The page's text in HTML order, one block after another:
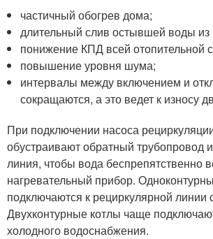
частичный обогрев дома;
длительный слив остывшей воды из
понижение КПД всей отопительной
повышение уровня шума;
интервалы между включением и
сокращаются, а это ведет к износу
При подключении насоса
обустраивают обратный трубопровод
линия, чтобы вода беспрепятственно
нагревательный прибор.
подключаются к рециркулярной линии
Двухконтурные котлы чаще
холодного водоснабжения.